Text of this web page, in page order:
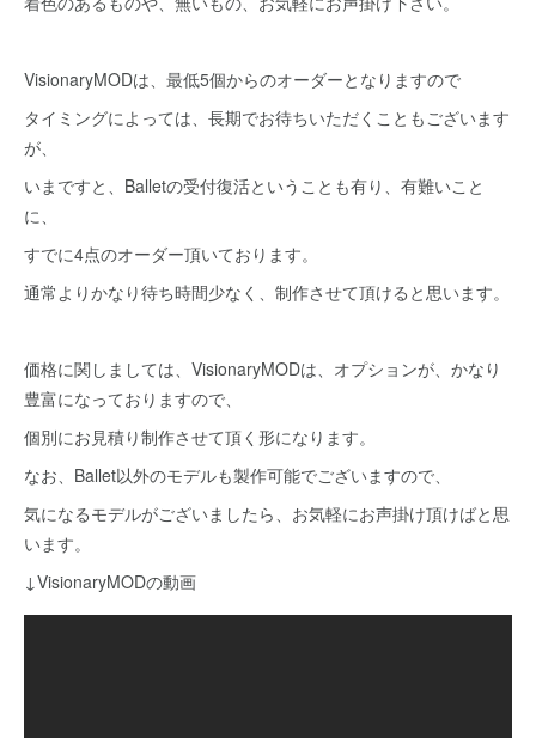
VisionaryMODは、最低5個からのオーダーとなりますので
タイミングによっては、長期でお待ちいただくこともございます
が、
いまですと、Balletの受付復活ということも有り、有難いこと
に、
すでに4点のオーダー頂いております。
通常よりかなり待ち時間少なく、制作させて頂けると思います。
価格に関しましては、VisionaryMODは、オプションが、かなり
豊富になっておりますので、
個別にお見積り制作させて頂く形になります。
なお、Ballet以外のモデルも製作可能でございますので、
気になるモデルがございましたら、お気軽にお声掛け頂けばと思
います。
↓VisionaryMODの動画